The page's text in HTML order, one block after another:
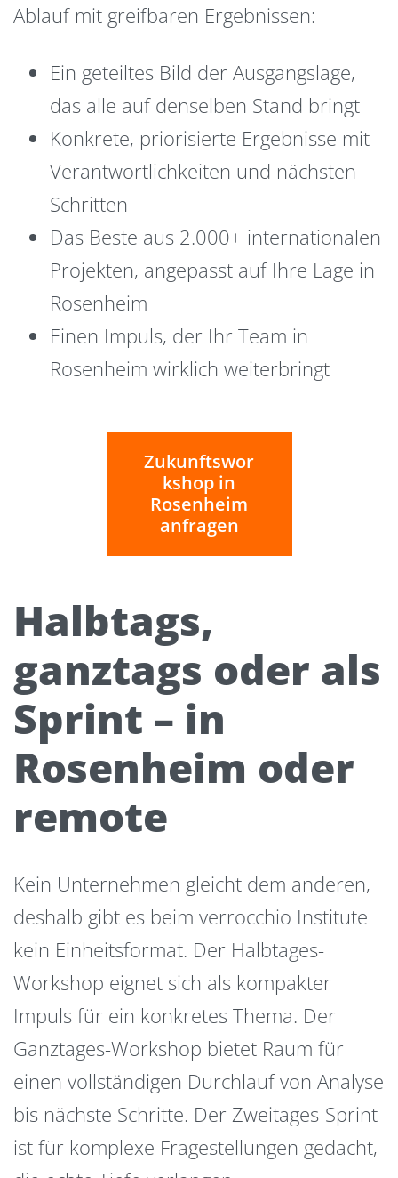
Ablauf mit greifbaren Ergebnissen:
Ein geteiltes Bild der Ausgangslage,
das alle auf denselben Stand bringt
Konkrete, priorisierte Ergebnisse mit
Verantwortlichkeiten und nächsten
Schritten
Das Beste aus 2.000+ internationalen
Projekten, angepasst auf Ihre Lage in
Rosenheim
Einen Impuls, der Ihr Team in
Rosenheim wirklich weiterbringt
Zukunftswor
kshop in
Rosenheim
anfragen
Halbtags,
ganztags oder als
Sprint – in
Rosenheim oder
remote
Kein Unternehmen gleicht dem anderen,
deshalb gibt es beim verrocchio Institute
kein Einheitsformat. Der Halbtages-
Workshop eignet sich als kompakter
Impuls für ein konkretes Thema. Der
Ganztages-Workshop bietet Raum für
einen vollständigen Durchlauf von Analyse
bis nächste Schritte. Der Zweitages-Sprint
ist für komplexe Fragestellungen gedacht,